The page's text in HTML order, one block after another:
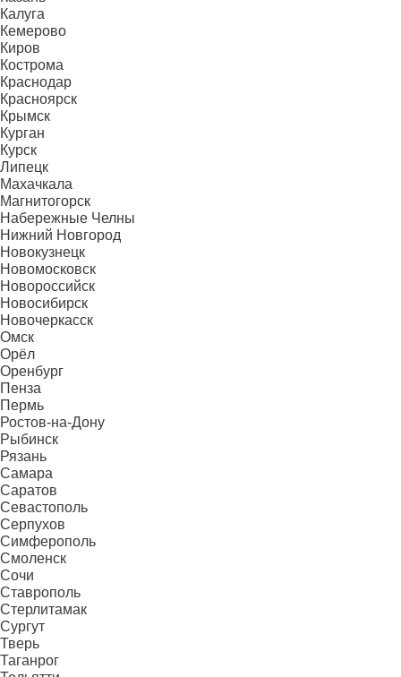
Калуга
Кемерово
Киров
Кострома
Краснодар
Красноярск
Крымск
Курган
Курск
Липецк
Махачкала
Магнитогорск
Набережные Челны
Нижний Новгород
Новокузнецк
Новомосковск
Новороссийск
Новосибирск
Новочеркасск
Омск
Орёл
Оренбург
Пенза
Пермь
Ростов-на-Дону
Рыбинск
Рязань
Самара
Саратов
Севастополь
Серпухов
Симферополь
Смоленск
Сочи
Ставрополь
Стерлитамак
Сургут
Тверь
Таганрог